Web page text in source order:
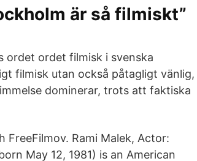
är så filmiskt”
ordet ordet filmisk i svenska
filmisk utan också påtagligt vänlig,
dominerar, trots att faktiska
FreeFilmov. Rami Malek, Actor:
May 12, 1981) is an American